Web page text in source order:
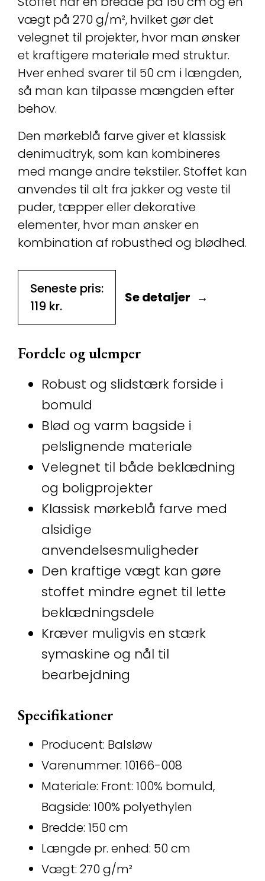
vægt på 270 g/m², hvilket gør det
velegnet til projekter, hvor man ønsker
et kraftigere materiale med struktur.
Hver enhed svarer til 50 cm i længden,
så man kan tilpasse mængden efter
behov.
Den mørkeblå farve giver et klassisk
denimudtryk, som kan kombineres
med mange andre tekstiler. Stoffet kan
anvendes til alt fra jakker og veste til
puder, tæpper eller dekorative
elementer, hvor man ønsker en
kombination af robusthed og blødhed.
Fordele og ulemper
Robust og slidstærk forside i
bomuld
Blød og varm bagside i
pelslignende materiale
Velegnet til både beklædning
og boligprojekter
Klassisk mørkeblå farve med
alsidige
anvendelsesmuligheder
Den kraftige vægt kan gøre
stoffet mindre egnet til lette
beklædningsdele
Kræver muligvis en stærk
symaskine og nål til
bearbejdning
Specifikationer
Producent: Balsløw
Varenummer: 10166-008
Materiale: Front: 100% bomuld,
Bagside: 100% polyethylen
Bredde: 150 cm
Længde pr. enhed: 50 cm
Vægt: 270 g/m²
Seneste pris:
119 kr.
Se detaljer